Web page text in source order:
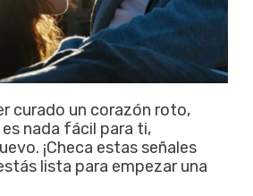
curado un corazón roto,
nada fácil para ti,
¡Checa estas señales
lista para empezar una